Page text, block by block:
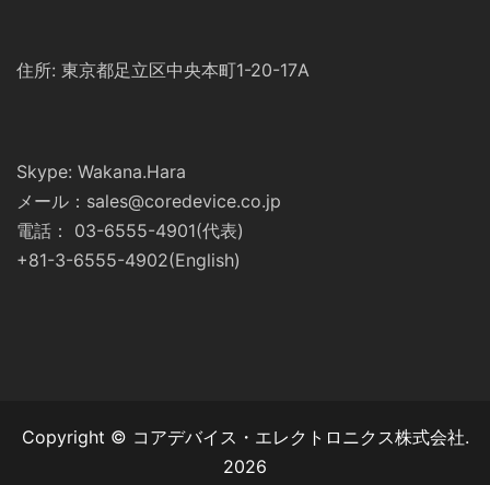
住所: 東京都足立区中央本町1-20-17A
Skype: Wakana.Hara
メール：sales@coredevice.co.jp
電話： 03-6555-4901(代表)
+81-3-6555-4902(English)
Copyright © コアデバイス・エレクトロニクス株式会社.
2026